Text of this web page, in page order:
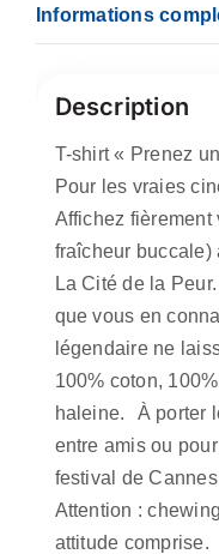
Informations
Description
T-shirt « Prenez
Pour les vraies
Affichez fièrement
fraîcheur buccale)
La Cité de la
que vous en
légendaire ne
100% coton,
haleine. À porter
entre amis ou
festival de
Attention :
attitude comprise.